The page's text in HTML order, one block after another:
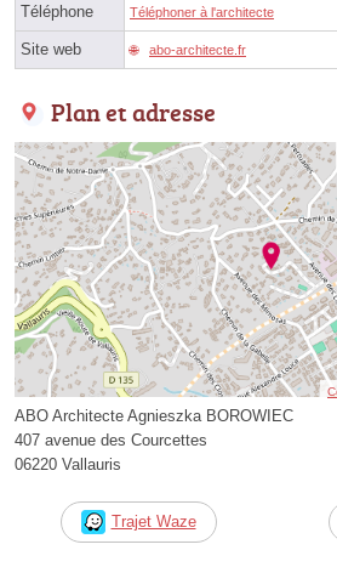
Téléphone Téléphoner à l'architecte
Site web abo-architecte.fr
Plan et adresse
ABO Architecte Agnieszka BOROWIEC
407 avenue des Courcettes
06220 Vallauris
Trajet Waze